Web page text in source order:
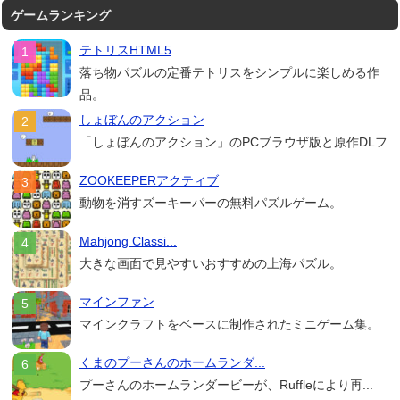
ゲームランキング
テトリスHTML5
落ち物パズルの定番テトリスをシンプルに楽しめる作
品。
しょぼんのアクション
「しょぼんのアクション」のPCブラウザ版と原作DLフ...
ZOOKEEPERアクティブ
動物を消すズーキーパーの無料パズルゲーム。
Mahjong Classi...
大きな画面で見やすいおすすめの上海パズル。
マインファン
マインクラフトをベースに制作されたミニゲーム集。
くまのプーさんのホームランダ...
プーさんのホームランダービーが、Ruffleにより再...